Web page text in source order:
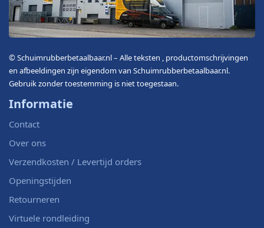
© Schuimrubberbetaalbaar.nl – Alle teksten , productomschrijvingen
en afbeeldingen zijn eigendom van Schuimrubberbetaalbaar.nl.
Gebruik zonder toestemming is niet toegestaan.
Informatie
Contact
Over ons
Verzendkosten / Levertijd orders
Openingstijden
Retourneren
Virtuele rondleiding